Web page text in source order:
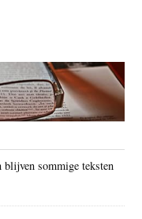
blijven sommige teksten